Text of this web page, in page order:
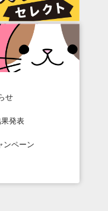
せ
発表
ンペーン